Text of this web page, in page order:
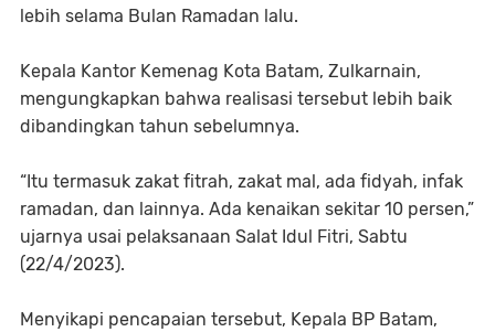
lebih selama Bulan Ramadan lalu.
Kepala Kantor Kemenag Kota Batam, Zulkarnain,
mengungkapkan bahwa realisasi tersebut lebih baik
dibandingkan tahun sebelumnya.
“Itu termasuk zakat fitrah, zakat mal, ada fidyah, infak
ramadan, dan lainnya. Ada kenaikan sekitar 10 persen,”
ujarnya usai pelaksanaan Salat Idul Fitri, Sabtu
(22/4/2023).
Menyikapi pencapaian tersebut, Kepala BP Batam,